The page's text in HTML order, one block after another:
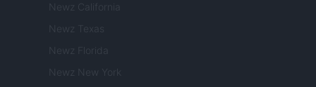
Newz California
Newz Texas
Newz Florida
Newz New York